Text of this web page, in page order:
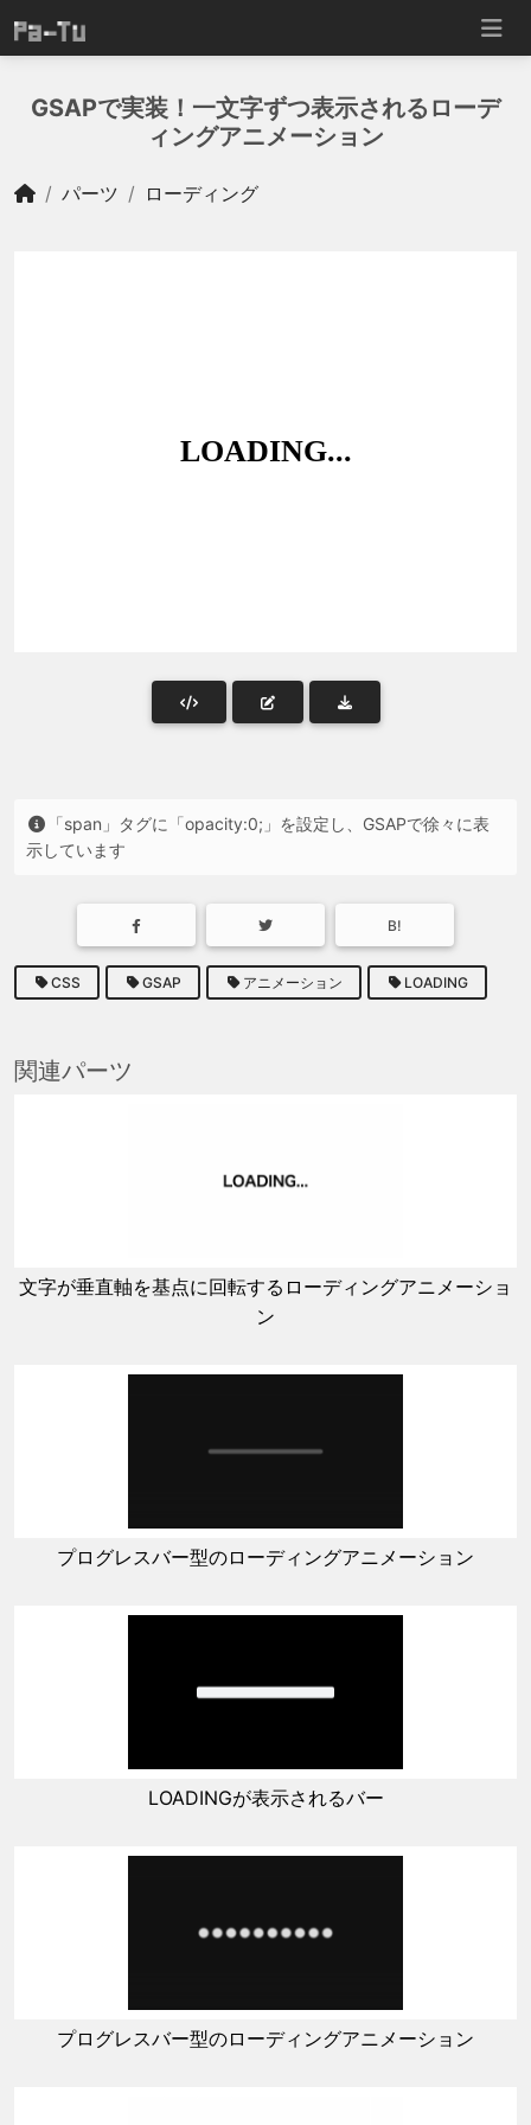
GSAPで実装！一文字ずつ表示されるローデ
ィングアニメーション
パーツ ローディング
「span」タグに「opacity:0;」を設定し、GSAPで徐々に表
示しています
B!
CSS GSAP アニメーション LOADING
関連パーツ
文字が垂直軸を基点に回転するローディングアニメーショ
ン
プログレスバー型のローディングアニメーション
LOADINGが表示されるバー
プログレスバー型のローディングアニメーション